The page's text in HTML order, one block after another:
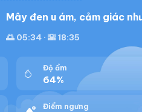
Mây đen u ám, cảm giác
🌅 05:34 · 🌇 18:35
Độ ẩm
64%
Điểm ngưng